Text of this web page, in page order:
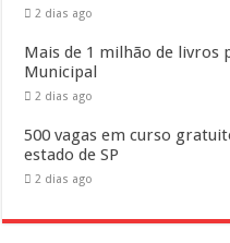
2 dias ago
Mais de 1 milhão de livros
Municipal
2 dias ago
500 vagas em curso
estado de SP
2 dias ago